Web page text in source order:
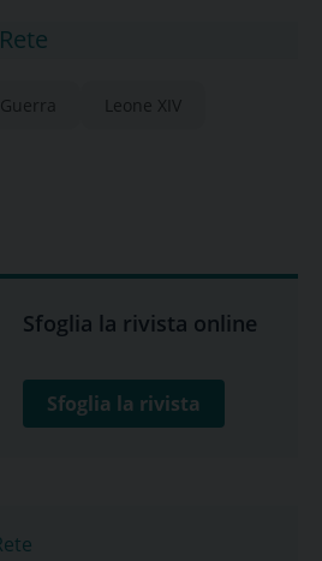
Guerra Leone XIV
Sfoglia la rivista online
Sfoglia la rivista